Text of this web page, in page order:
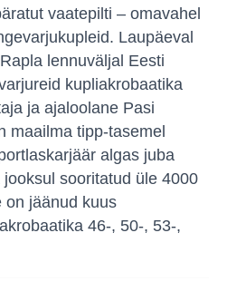
vaatepilti – omavahel
Laupäeval
lennuväljal Eesti
kupliakrobaatika
ja ajaloolane Pasi
maailma tipp-tasemel
algas juba
sooritatud üle 4000
on jäänud kuus
46-, 50-, 53-,